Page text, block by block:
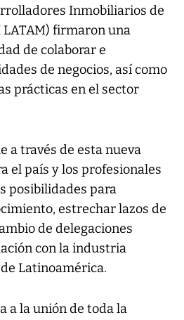
Inmobiliarios de
firmaron una
de colaborar e
de negocios, así como
prácticas en el sector
a través de esta nueva
el país y los profesionales
posibilidades para
estrechar lazos de
de delegaciones
con la industria
Latinoamérica.
a la unión de toda la